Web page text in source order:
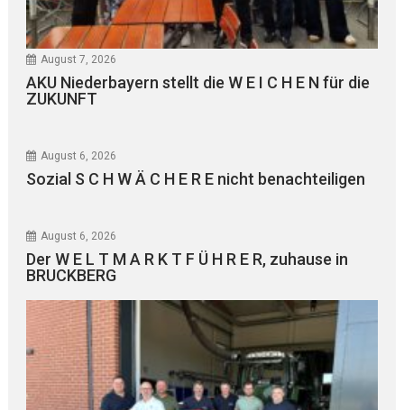
August 7, 2026
AKU Niederbayern stellt die W E I C H E N für die
ZUKUNFT
August 6, 2026
Sozial S C H W Ä C H E R E nicht benachteiligen
August 6, 2026
Der W E L T M A R K T F Ü H R E R, zuhause in
BRUCKBERG